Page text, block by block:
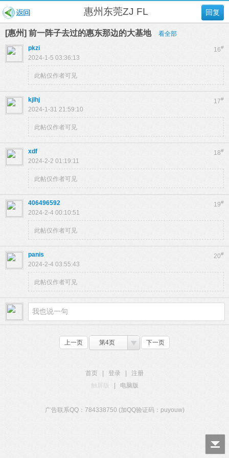
回复
惠州东莞ZJ FL
[惠州] 前一阵子去过的惠东那边的大基地 看全部
16#
pkzi
2024-1-5 03:36:13
此帖仅作者可见
17#
kjlhj
2024-1-31 21:59:10
此帖仅作者可见
18#
xdf
2024-2-2 01:19:11
此帖仅作者可见
19#
406496592
2024-2-4 00:10:51
此帖仅作者可见
20#
panis
2024-2-4 03:55:43
此帖仅作者可见
上一页 第4页 下一页
首页 登录
注册
触屏版
电脑版
广告联系QQ：784338750 (加QQ验证码：puyouw)